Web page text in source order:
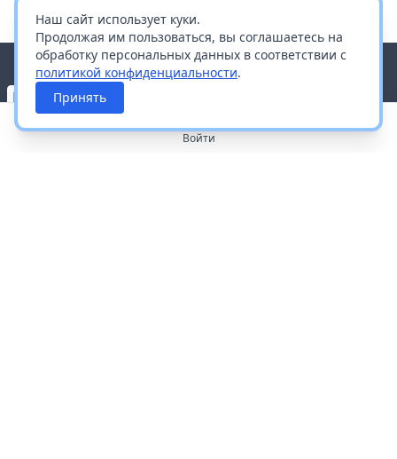
Наш сайт использует куки.
Продолжая им пользоваться, вы соглашаетесь на
обработку персональных данных в соответствии с
политикой конфиденциальности.
Принять
Войти